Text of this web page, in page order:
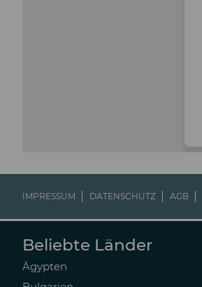
IMPRESSUM DATENSCHUTZ AGB
Beliebte Länder
Ägypten